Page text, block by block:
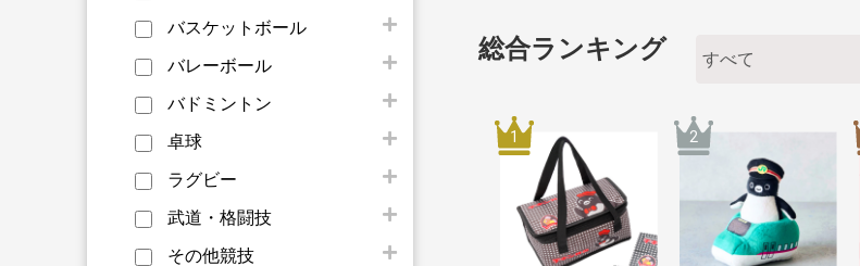
バスケットボール
バレーボール
バドミントン
卓球
ラグビー
武道・格闘技
その他競技
総合ランキング